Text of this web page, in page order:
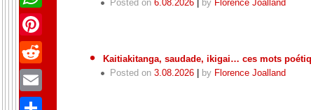
Posted on 6.08.2026| by Florence Joalland
Kaitiakitanga, saudade, ikigai… ces mots
Posted on 3.08.2026| by Florence Joalland
WhatsApp
Pinterest
Reddit
Email